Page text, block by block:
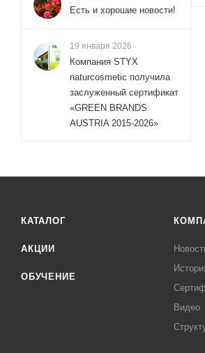
Есть и хорошие новости!
19 января 2026
Компания STYX
naturcosmetic получила
заслуженный сертификат
«GREEN BRANDS
AUSTRIA 2015-2026»
КАТАЛОГ
АКЦИИ
ОБУЧЕНИЕ
Видео